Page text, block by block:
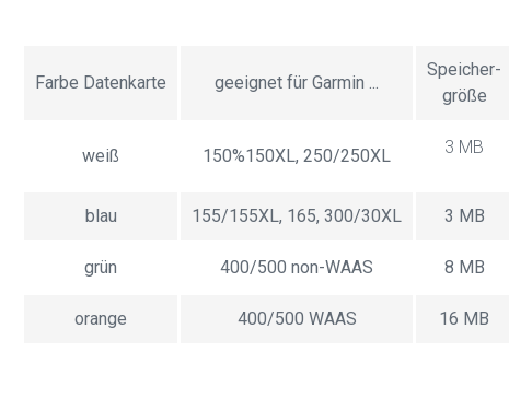
Farbe Datenkarte geeignet für Garmin ...
Speicher-
größe
weiß 150%150XL, 250/250XL 3 MB
blau 155/155XL, 165, 300/30XL 3 MB
grün 400/500 non-WAAS 8 MB
orange 400/500 WAAS 16 MB